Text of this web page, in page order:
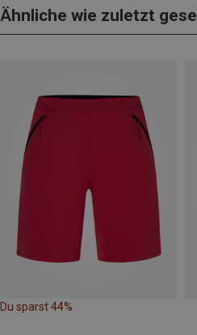
Ähnliche wie zuletzt
Du sparst 44%